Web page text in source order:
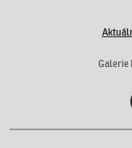
Galerie